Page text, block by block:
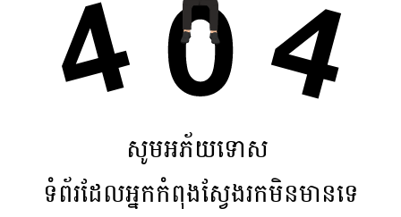
សូមអភ័យទោស
ទំព័រដែលអ្នកកំពុងស្វែងរកមិនមានទេ